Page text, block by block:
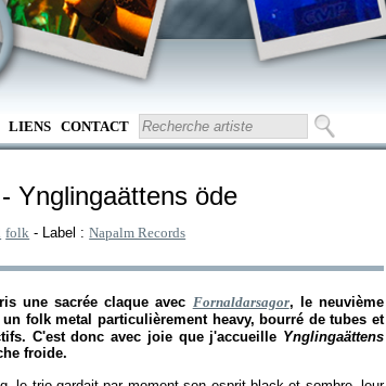
LIENS CONTACT
- Ynglingaättens öde
folk - Label :Napalm Records
une sacrée claque avec Fornaldarsagor, le neuvième
folk metal particulièrement heavy, bourré de tubes et
C'est donc avec joie que j'accueille Ynglingaättens
froide.